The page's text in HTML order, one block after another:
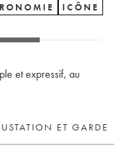
ICÔNE
et expressif, au
ET GARDE